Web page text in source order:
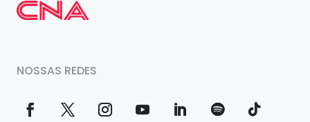
NOSSAS REDES